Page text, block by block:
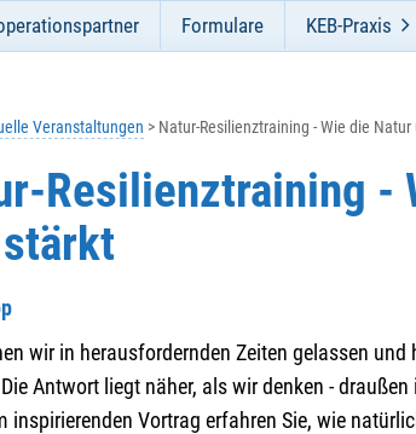
Formulare KEB-Praxis
Veranstaltungen Natur-Resilienztraining - Wie die
Resilienztraining -
wir in herausfordernden Zeiten gelassen
Antwort liegt näher, als wir denken - draußen
inspirierenden Vortrag erfahren Sie, wie